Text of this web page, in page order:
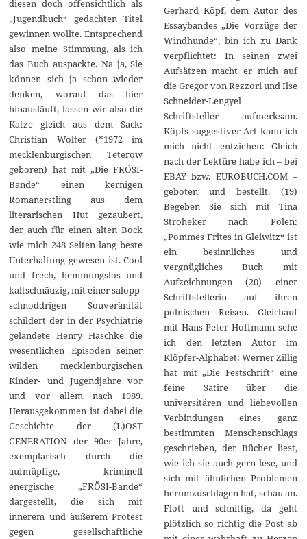
diesen doch offensichtlich als
„Jugendbuch“ gedachten Titel
gewinnen wollte. Entsprechend
also meine Stimmung, als ich
das Buch auspackte. Na ja, Sie
können sich ja schon wieder
denken, worauf das hier
hinausläuft, lassen wir also die
Katze gleich aus dem Sack:
Christian Wolter (*1972 im
mecklenburgischen Teterow
geboren) hat mit „Die FRÖSI-
Bande“ einen kernigen
Romanerstling aus dem
literarischen Hut gezaubert,
der auch für einen alten Bock
wie mich 248 Seiten lang beste
Unterhaltung gewesen ist. Cool
und frech, hemmungslos und
kaltschnäuzig, mit einer salopp-
schnoddrigen Souveränität
schildert der in der Psychiatrie
gelandete Henry Haschke die
wesentlichen Episoden seiner
wilden mecklenburgischen
Kinder- und Jugendjahre vor
und vor allem nach 1989.
Herausgekommen ist dabei die
Geschichte der (L)OST
GENERATION der 90er Jahre,
exemplarisch durch die
aufmüpfige, kriminell
energische „FRÖSI-Bande“
dargestellt, die sich mit
innerem und äußerem Protest
gegen gesellschaftliche
Gerhard Köpf, dem Autor des
Essaybandes „Die Vorzüge der
Windhunde“, bin ich zu Dank
verpflichtet: In seinen zwei
Aufsätzen macht er mich auf
die Gregor von Rezzori und Ilse
Schneider-Lengyel
Schriftsteller aufmerksam.
Köpfs suggestiver Art kann ich
mich nicht entziehen: Gleich
nach der Lektüre habe ich – bei
EBAY bzw. EUROBUCH.COM –
geboten und bestellt. (19)
Begeben Sie sich mit Tina
Stroheker nach Polen:
„Pommes Frites in Gleiwitz“ ist
ein besinnliches und
vergnügliches Buch mit
Aufzeichnungen (20) einer
Schriftstellerin auf ihren
polnischen Reisen. Gleichauf
mit Hans Peter Hoffmann sehe
ich den letzten Autor im
Klöpfer-Alphabet: Werner Zillig
hat mit „Die Festschrift“ eine
feine Satire über die
universitären und liebevollen
Verbindungen eines ganz
bestimmten Menschenschlags
geschrieben, der Bücher liest,
wie ich sie auch gern lese, und
sich mit ähnlichen Problemen
herumzuschlagen hat, schau an.
Flott und schnittig, da geht
plötzlich so richtig die Post ab